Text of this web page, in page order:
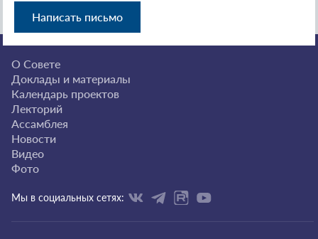
Написать письмо
О Совете
Доклады и материалы
Календарь проектов
Лекторий
Ассамблея
Новости
Видео
Фото
Мы в социальных сетях: